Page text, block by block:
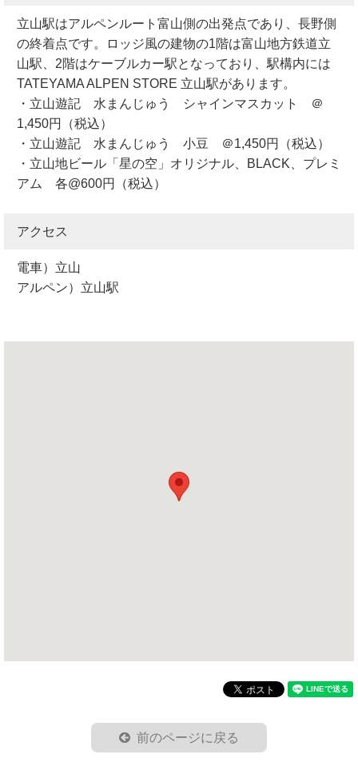
立山駅はアルペンルート富山側の出発点であり、長野側
の終着点です。ロッジ風の建物の1階は富山地方鉄道立
山駅、2階はケーブルカー駅となっており、駅構内には
TATEYAMA ALPEN STORE 立山駅があります。
・立山遊記 水まんじゅう シャインマスカット ＠
1,450円（税込）
・立山遊記 水まんじゅう 小豆 ＠1,450円（税込）
・立山地ビール「星の空」オリジナル、BLACK、プレミ
アム 各@600円（税込）
アクセス
電車）立山
アルペン）立山駅
前のページに戻る